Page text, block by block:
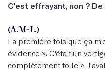
C'est effrayant, non ? De
(A.M-L.)
La première fois que ça
évidence ». C'était un
complètement folle ».